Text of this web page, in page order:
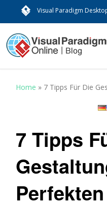
Visual Paradigm
Home » 7 Tipps Für Die
7 Tipps